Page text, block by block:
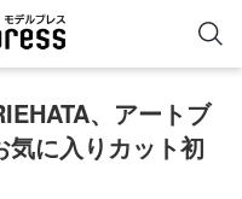
、アートブ
気に入りカット初